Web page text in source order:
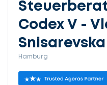
Codex V -
Snisarevska
Hamburg